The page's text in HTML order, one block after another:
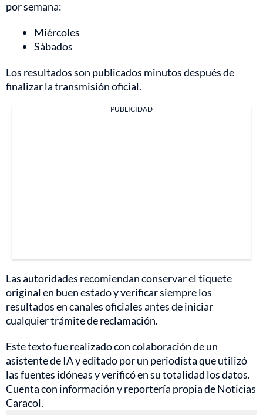
por semana:
Miércoles
Sábados
Los resultados son publicados minutos después de
finalizar la transmisión oficial.
PUBLICIDAD
Las autoridades recomiendan conservar el tiquete
original en buen estado y verificar siempre los
resultados en canales oficiales antes de iniciar
cualquier trámite de reclamación.
Este texto fue realizado con colaboración de un
asistente de IA y editado por un periodista que utilizó
las fuentes idóneas y verificó en su totalidad los datos.
Cuenta con información y reportería propia de Noticias
Caracol.